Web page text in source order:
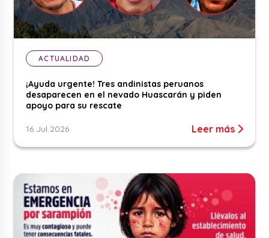
ACTUALIDAD
¡Ayuda urgente! Tres andinistas peruanos
desaparecen en el nevado Huascarán y piden
apoyo para su rescate
16 Jul 2026 Leer más